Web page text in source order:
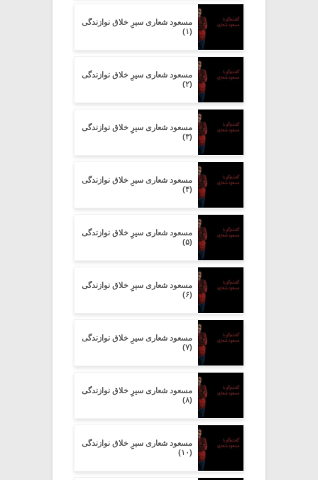
مسعود شعاری سیرِِ خلاق نوازندگی
(۱)
مسعود شعاری سیرِِ خلاق نوازندگی
(۲)
مسعود شعاری سیرِِ خلاق نوازندگی
(۳)
مسعود شعاری سیرِِ خلاق نوازندگی
(۴)
مسعود شعاری سیرِِ خلاق نوازندگی
(۵)
مسعود شعاری سیرِِ خلاق نوازندگی
(۶)
مسعود شعاری سیرِِ خلاق نوازندگی
(۷)
مسعود شعاری سیرِِ خلاق نوازندگی
(۸)
مسعود شعاری سیرِِ خلاق نوازندگی
(۱۰)